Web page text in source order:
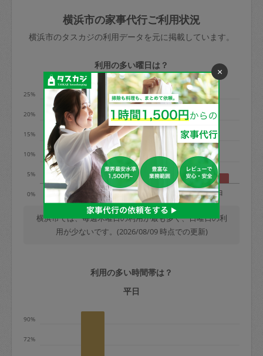
依頼者不在による当日キャンセル＝依頼
金額の100%＋交通費全額
※例：依頼日時／土曜日午前9時開始の場
合、水曜日午前9時以降はキャンセル料が
発生
水曜日9時〜金曜日9時まで＝依頼料金の
50%
金曜日9時～土曜日8時まで＝依頼金額の
100%
土曜日8時〜実施時間＝依頼金額の100%
＋交通費全額
依頼者不在による当日キャンセル＝依頼
金額の100%＋交通費全額
定期契約をキャンセルする場合、毎週定
期は月2回まで隔週定期は月1回までキャ
きた場合は損害保険の対象外となるので
ご注意ください。
玉、など
あわせてこちらも参照ください：初めて
はありますか？
横浜市の家事代行ご利用状況
横浜市のタスカジの利用データを元に掲載しています。
利用の多い曜日は？
0%
5%
10%
15%
20%
25%
月 水 木 土 日
横浜市では、毎週木曜日の利用が最も多く、日曜日の利
用が少ないです。(2026/08/09 時点での更新)
利用の多い時間帯は？
平日
72%
90%
×